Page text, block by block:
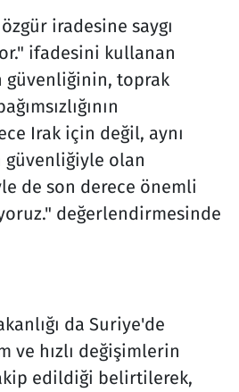
iradesine saygı
ifadesini kullanan
güvenliğinin, toprak
Irak için değil, aynı
güvenliğiyle olan
de son derece önemli
değerlendirmesinde
da Suriye'de
ve hızlı değişimlerin
edildiği belirtilerek,